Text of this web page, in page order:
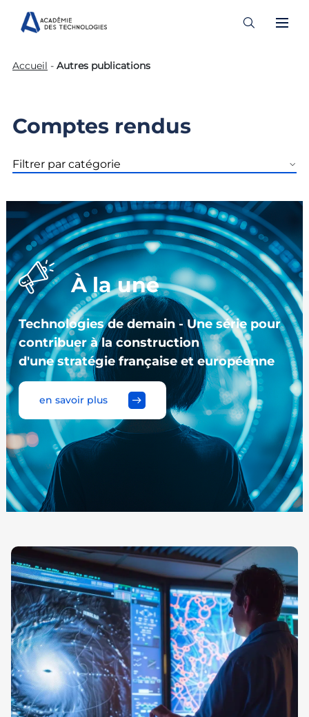
Accueil - Autres publications
Comptes rendus
À la une
Technologies de demain - Une série pour
contribuer à la construction
d'une stratégie française et européenne
en savoir plus